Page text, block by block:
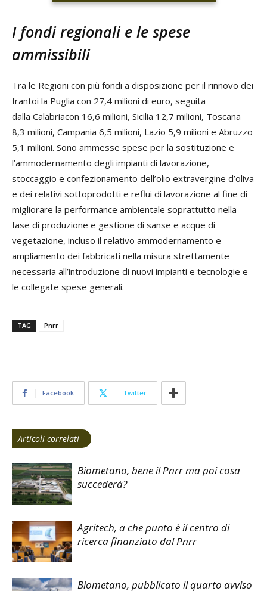
I fondi regionali e le spese
ammissibili
Tra le Regioni con più fondi a disposizione per il rinnovo dei
frantoi la Puglia con 27,4 milioni di euro, seguita
dalla Calabriacon 16,6 milioni, Sicilia 12,7 milioni, Toscana
8,3 milioni, Campania 6,5 milioni, Lazio 5,9 milioni e Abruzzo
5,1 milioni. Sono ammesse spese per la sostituzione e
l’ammodernamento degli impianti di lavorazione,
stoccaggio e confezionamento dell’olio extravergine d’oliva
e dei relativi sottoprodotti e reflui di lavorazione al fine di
migliorare la performance ambientale soprattutto nella
fase di produzione e gestione di sanse e acque di
vegetazione, incluso il relativo ammodernamento e
ampliamento dei fabbricati nella misura strettamente
necessaria all’introduzione di nuovi impianti e tecnologie e
le collegate spese generali.
TAG Pnrr
Facebook Twitter
Articoli correlati
Biometano, bene il Pnrr ma poi cosa
succederà?
Agritech, a che punto è il centro di
ricerca finanziato dal Pnrr
Biometano, pubblicato il quarto avviso